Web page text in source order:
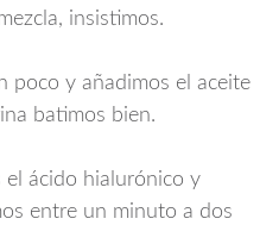
insistimos.
poco y añadimos el aceite
batimos bien.
el ácido hialurónico y
entre un minuto a dos